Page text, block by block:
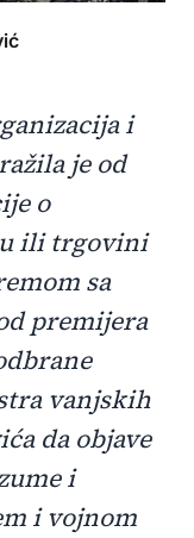
i
je od
o
ili trgovini
sa
premijera
vanjskih
da objave
i
i vojnom